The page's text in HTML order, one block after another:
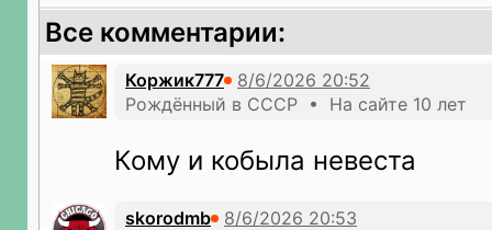
Все комментарии:
Коржик777
Рождённый в СССР • На сайте 10 лет
Кому и кобыла невеста
skorodmb